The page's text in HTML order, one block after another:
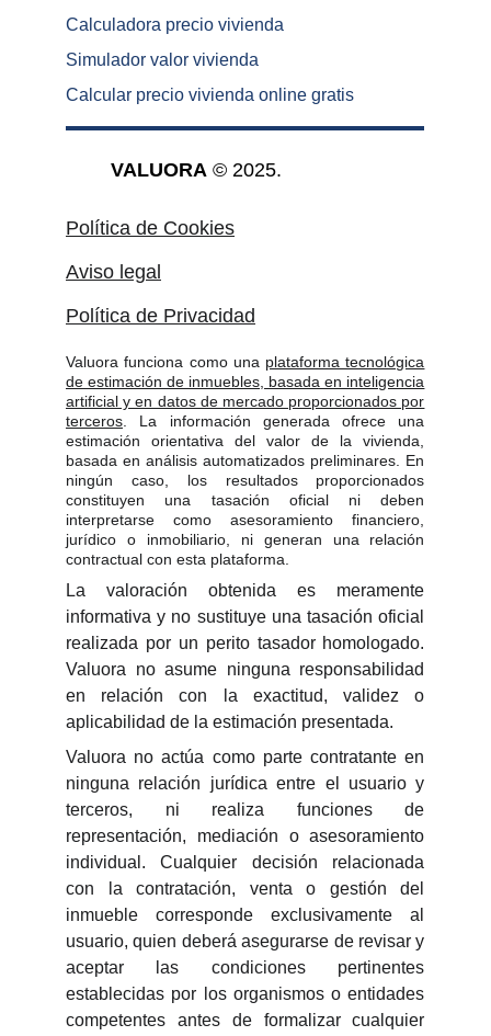
Valuora funciona como una plataforma tecnológica
de estimación de inmuebles, basada en inteligencia
artificial y en datos de mercado proporcionados por
terceros . La información generada ofrece una
estimación orientativa del valor de la vivienda,
basada en análisis automatizados preliminares. En
ningún caso, los resultados proporcionados
constituyen una tasación oficial ni deben
interpretarse como asesoramiento financiero,
jurídico o inmobiliario, ni generan una relación
contractual con esta plataforma.
La valoración obtenida es meramente
informativa y no sustituye una tasación oficial
realizada por un perito tasador homologado.
Valuora no asume ninguna responsabilidad
en relación con la exactitud, validez o
aplicabilidad de la estimación presentada.
Valuora no actúa como parte contratante en
ninguna relación jurídica entre el usuario y
terceros, ni realiza funciones de
representación, mediación o asesoramiento
individual. Cualquier decisión relacionada
con la contratación, venta o gestión del
inmueble corresponde exclusivamente al
usuario, quien deberá asegurarse de revisar y
aceptar las condiciones pertinentes
establecidas por los organismos o entidades
competentes antes de formalizar cualquier
VALUORA © 2025.
Aviso legal
Política de Privacidad
Política de Cookies
Calculadora precio vivienda
Simulador valor vivienda
Calcular precio vivienda online gratis